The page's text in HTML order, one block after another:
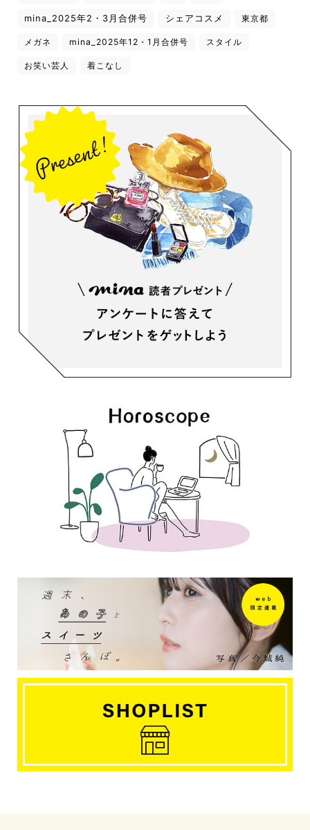
mina_2025年2・3月合併号 シェアコスメ 東京都
メガネ mina_2025年12・1月合併号 スタイル
お笑い芸人 着こなし